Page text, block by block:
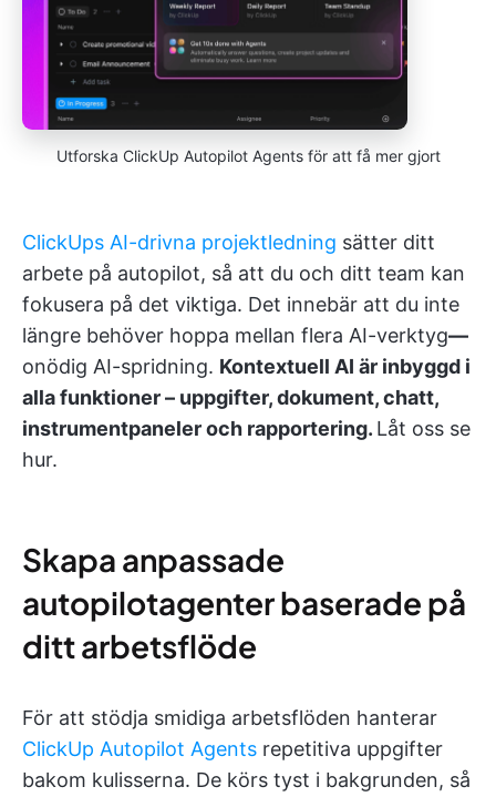
Utforska ClickUp Autopilot Agents för att få mer gjort
ClickUps AI-drivna projektledning sätter ditt
arbete på autopilot, så att du och ditt team kan
fokusera på det viktiga. Det innebär att du inte
längre behöver hoppa mellan flera AI-verktyg—
onödig AI-spridning. Kontextuell AI är inbyggd i
alla funktioner – uppgifter,dokument, chatt,
instrumentpaneler och rapportering. Låt oss se
hur.
Skapa anpassade
autopilotagenter baserade på
ditt arbetsflöde
För att stödja smidiga arbetsflöden hanterar
ClickUp Autopilot Agents repetitiva uppgifter
bakom kulisserna. De körs tyst i bakgrunden, så